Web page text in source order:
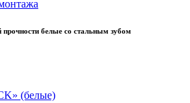
белые со стальным зубом
(белые)